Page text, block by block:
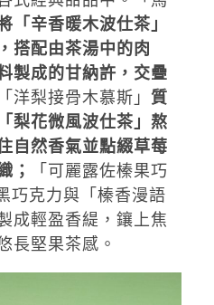
「辛香暖木波仕茶」
搭配由茶湯中的肉
製成的甘納許，交疊
「洋梨接骨木慕斯」 質
梨花微風波仕茶」熬
自然香氣並點綴草莓
；
「可麗露佐榛果巧
巧克力與「榛香漫語
成輕盈香緹，鑲上焦
長堅果茶感。